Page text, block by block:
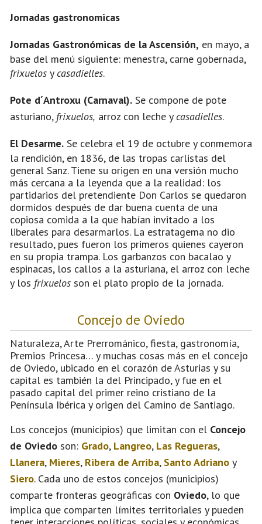
Jornadas gastronomicas
Jornadas Gastronómicas de la Ascensión, en mayo, a
base del menú siguiente: menestra, carne gobernada,
frixuelos y casadielles.
Pote d´Antroxu (Carnaval). Se compone de pote
asturiano, frixuelos, arroz con leche y casadielles.
El Desarme. Se celebra el 19 de octubre y conmemora
la rendición, en 1836, de las tropas carlistas del
general Sanz. Tiene su origen en una versión mucho
más cercana a la leyenda que a la realidad: los
partidarios del pretendiente Don Carlos se quedaron
dormidos después de dar buena cuenta de una
copiosa comida a la que habían invitado a los
liberales para desarmarlos. La estratagema no dio
resultado, pues fueron los primeros quienes cayeron
en su propia trampa. Los garbanzos con bacalao y
espinacas, los callos a la asturiana, el arroz con leche
y los frixuelos son el plato propio de la jornada.
Concejo de Oviedo
Naturaleza, Arte Prerrománico, fiesta, gastronomía,
Premios Princesa… y muchas cosas más en el concejo
de Oviedo, ubicado en el corazón de Asturias y su
capital es también la del Principado, y fue en el
pasado capital del primer reino cristiano de la
Península Ibérica y origen del Camino de Santiago.
Los concejos (municipios) que limitan con el Concejo
de Oviedo son: Grado, Langreo, Las Regueras,
Llanera, Mieres, Ribera de Arriba, Santo Adriano y
Siero. Cada uno de estos concejos (municipios)
comparte fronteras geográficas con Oviedo, lo que
implica que comparten límites territoriales y pueden